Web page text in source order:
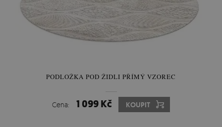
PODLOŽKA POD ŽIDLI PŘÍMÝ VZOREC
Cena: 1 099 Kč KOUPIT